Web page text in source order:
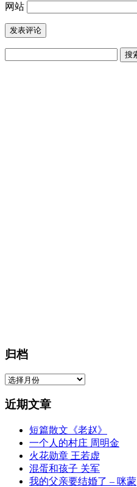
网站
归档
归
近期文章
短篇散文《老赵》
一个人的村庄 周明金
火花勋章 王若虚
混蛋和孩子 关军
我的父亲要结婚了 – 咪蒙